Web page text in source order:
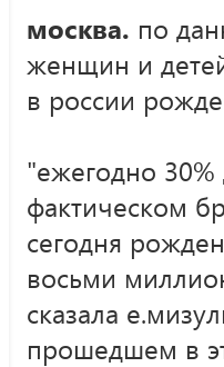
москва. по
женщин и
в россии
"ежегодно
фактическом
сегодня
восьми
сказала
прошедшем в